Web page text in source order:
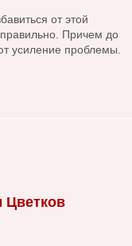
от этой
Причем до
усиление проблемы.
Цветков